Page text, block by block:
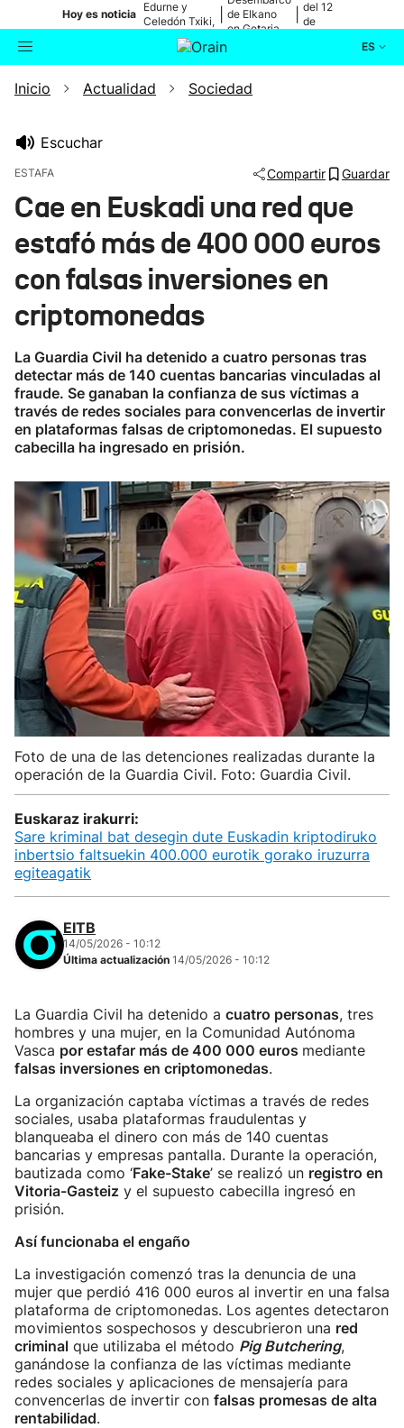
Hoy es noticia
Edurne y
Celedón Txiki,
en directo
de Elkano
en Getaria
del 12
de
ES
Buscador Actualidad
Ikusmiran
Eguraldia
Inicio Actualidad Sociedad
Escuchar
ESTAFA Compartir Guardar
Cae en Euskadi una red que
estafó más de 400 000 euros
con falsas inversiones en
criptomonedas
La Guardia Civil ha detenido a cuatro personas tras
detectar más de 140 cuentas bancarias vinculadas al
fraude. Se ganaban la confianza de sus víctimas a
través de redes sociales para convencerlas de invertir
en plataformas falsas de criptomonedas. El supuesto
cabecilla ha ingresado en prisión.
Foto de una de las detenciones realizadas durante la
operación de la Guardia Civil. Foto: Guardia Civil.
Euskaraz irakurri:
Sare kriminal bat desegin dute Euskadin kriptodiruko
inbertsio faltsuekin 400.000 eurotik gorako iruzurra
egiteagatik
EITB
14/05/2026 - 10:12
Última actualización 14/05/2026 - 10:12
La Guardia Civil ha detenido a cuatro personas, tres
hombres y una mujer, en la Comunidad Autónoma
Vasca por estafar más de 400 000 euros mediante
falsas inversiones en criptomonedas.
La organización captaba víctimas a través de redes
sociales, usaba plataformas fraudulentas y
blanqueaba el dinero con más de 140 cuentas
bancarias y empresas pantalla. Durante la operación,
bautizada como ‘Fake-Stake’ se realizó un registro en
Vitoria-Gasteiz y el supuesto cabecilla ingresó en
prisión.
Así funcionaba el engaño
La investigación comenzó tras la denuncia de una
mujer que perdió 416 000 euros al invertir en una falsa
plataforma de criptomonedas. Los agentes detectaron
movimientos sospechosos y descubrieron una red
criminal que utilizaba el método Pig Butchering,
ganándose la confianza de las víctimas mediante
redes sociales y aplicaciones de mensajería para
convencerlas de invertir con falsas promesas de alta
rentabilidad.